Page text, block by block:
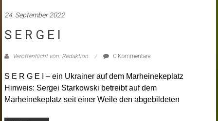
24. September 2022
S E R G E I
Veröffentlicht von: Redaktion 0 Kommentare
S E R G E I – ein Ukrainer auf dem Marheinekeplatz
Hinweis: Sergei Starkowski betreibt auf dem
Marheinekeplatz seit einer Weile den abgebildeten